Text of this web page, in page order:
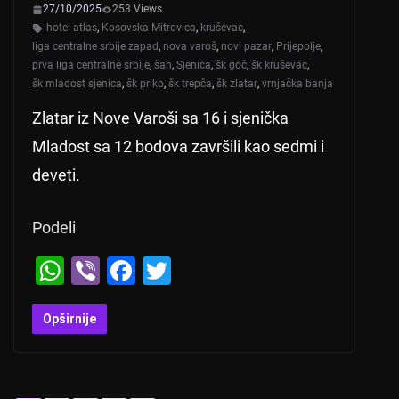
27/10/2025
253 Views
hotel atlas, Kosovska Mitrovica, kruševac,
liga centralne srbije zapad, nova varoš, novi pazar, Prijepolje,
prva liga centralne srbije, šah, Sjenica, šk goč, šk kruševac,
šk mladost sjenica, šk priko, šk trepča, šk zlatar, vrnjačka banja
Zlatar iz Nove Varoši sa 16 i sjenička
Mladost sa 12 bodova završili kao sedmi i
deveti.
Podeli
W
h
at
Vi
b
er
F
Opširnije